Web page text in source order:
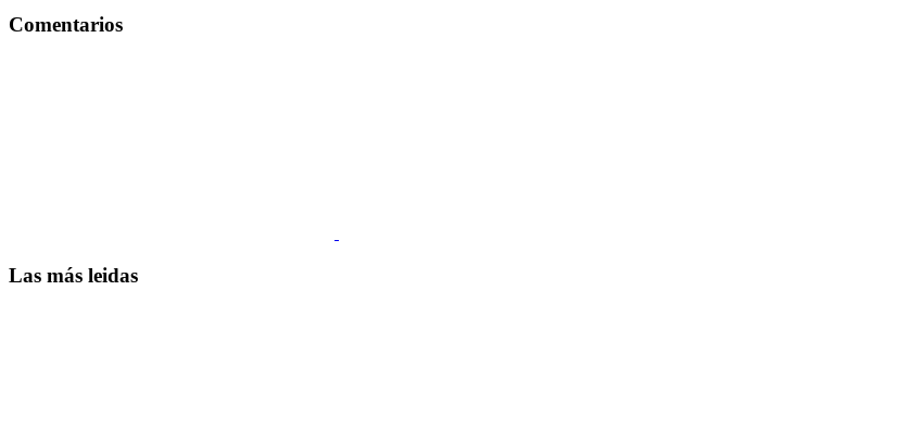
Comentarios
Las más leidas